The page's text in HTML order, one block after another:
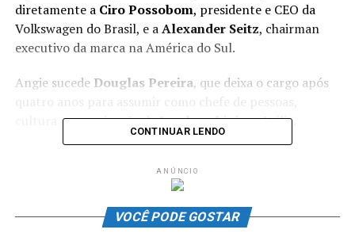
diretamente a Ciro Possobom, presidente e CEO da
Volkswagen do Brasil, e aAlexander Seitz, chairman
executivo da marca na América do Sul.
Angie sucede Douglas Pereira, que deixa o cargo após
quatro anos para assumir como chefe de pessoas,
cultura e organização daLamborghini, na Itália.
ANÚNCIO
CONTINUAR LENDO
ANÚNCIO
VOCÊ PODE GOSTAR